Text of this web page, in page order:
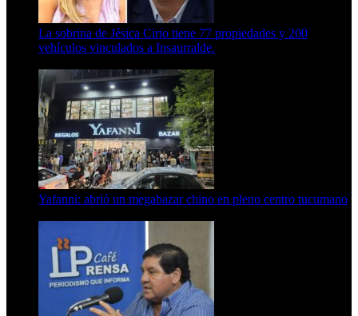
La sobrina de Jésica Cirio tiene 77 propiedades y 200
vehículos vinculados a Insaurralde.
Yafanni: abrió un megabazar chino en pleno centro tucumano